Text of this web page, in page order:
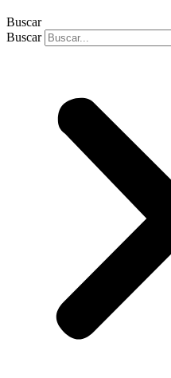
Buscar
Buscar